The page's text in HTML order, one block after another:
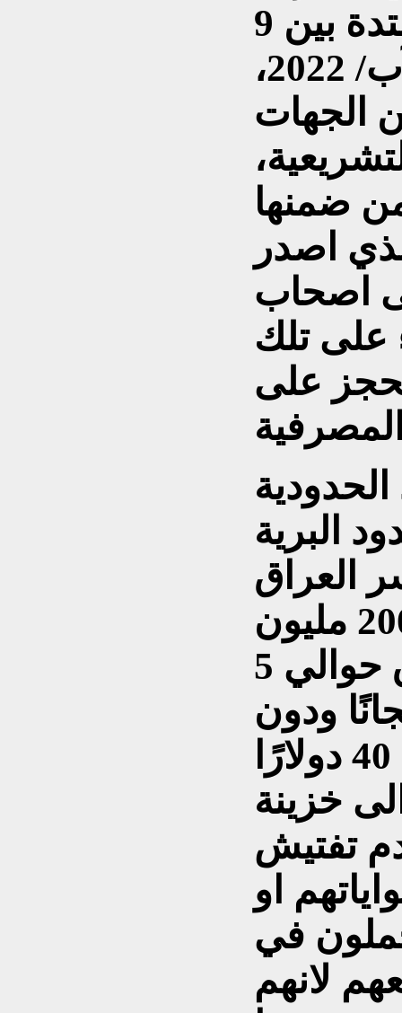
الرافدين، من الفترة الممتدة بين 9
أيلول/ 2021 وحتى 11 آب/ 2022،
الجهات
من ضمنها
اصدر
اصحاب
على تلك
على
البرية
العراق
جراء ها القرار اكثر من 200 مليون
دولار، بسبب ادخال العراق حوالي 5
ودون
تأشيرة الدخول البالغة 40 دولارًا
خزينة
تفتيش
او
في
لانهم